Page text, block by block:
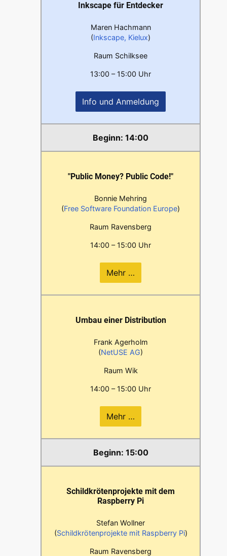
Inkscape für Entdecker
Maren Hachmann
(Inkscape, Kielux)
Raum Schilksee
13:00 – 15:00 Uhr
Info und Anmeldung
14:00
"Public Money? Public Code!"
Bonnie Mehring
(Free Software Foundation Europe)
Raum Ravensberg
14:00 – 15:00 Uhr
Mehr …
Umbau einer Distribution
Frank Agerholm
(NetUSE AG)
Raum Wik
14:00 – 15:00 Uhr
Mehr …
15:00
Schildkrötenprojekte mit dem
Raspberry Pi
Stefan Wollner
(Schildkrötenprojekte mit Raspberry Pi)
Raum Ravensberg